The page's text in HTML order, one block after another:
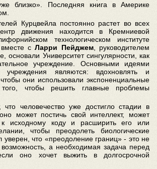
близко». Последняя книга в Америке
Курцвейла постоянно растет во всех
движения находится в Кремниевой
технологическом институте
сЛарри Пейджем, руководителем
основали Университет сингулярности, как
учреждение. Основными идеями
учреждения являются: вдохновлять и
они использовали экспоненциальные
чтобы решить главные проблемы
что человечество уже достигло стадии в
может постичь свой интеллект, может
к исходному коду и расширить его или
чтобы преодолеть биологические
уверен, что «преодоление границ» - это не
а необходимая задача перед
оно хочет выжить в долгосрочной